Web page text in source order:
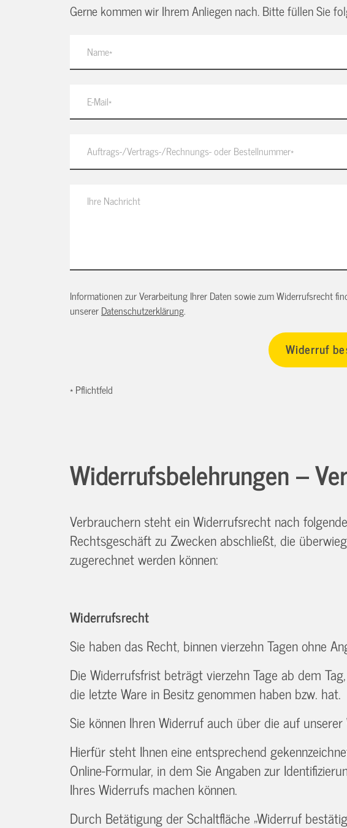
Gerne kommen wir Ihrem Anliegen nach. Bitte füllen Sie
Informationen zur Verarbeitung Ihrer Daten sowie zum Widerrufsrecht
unsererDatenschutzerklärung.
* Pflichtfeld
Widerrufsbelehrungen –
Verbrauchern steht ein Widerrufsrecht nach
Rechtsgeschäft zu Zwecken abschließt, die
zugerechnet werden können:
Widerrufsrecht
Sie haben das Recht, binnen vierzehn Tagen ohne
Die Widerrufsfrist beträgt vierzehn Tage ab dem
die letzte Ware in Besitz genommen haben bzw. hat.
Sie können Ihren Widerruf auch über die auf
Hierfür steht Ihnen eine entsprechend
Online-Formular, in dem Sie Angaben zur
Ihres Widerrufs machen können.
Durch Betätigung der Schaltfläche „Widerruf